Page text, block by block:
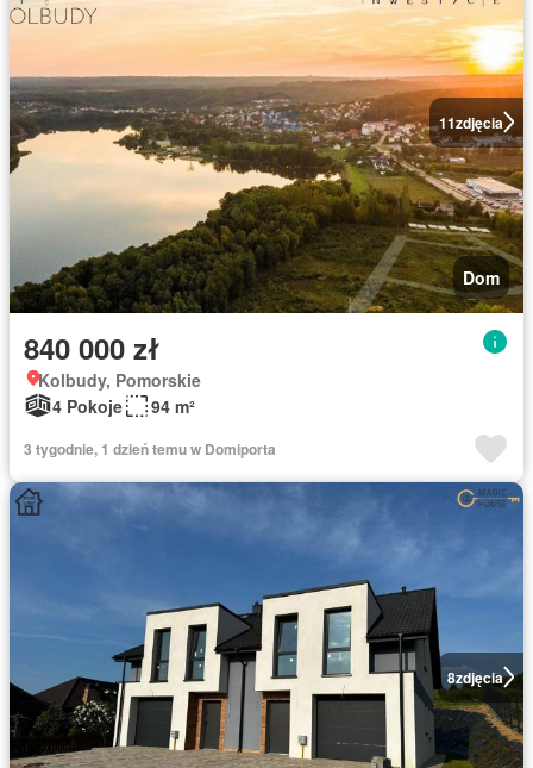
11zdjęcia
Dom
840 000 zł
Kolbudy, Pomorskie
4 Pokoje
94 m²
3 tygodnie, 1 dzień temu w Domiporta
8zdjęcia